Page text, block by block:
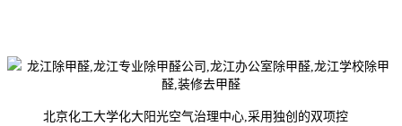
北京化工大学化大阳光空气治理中心,采用独创的双项控